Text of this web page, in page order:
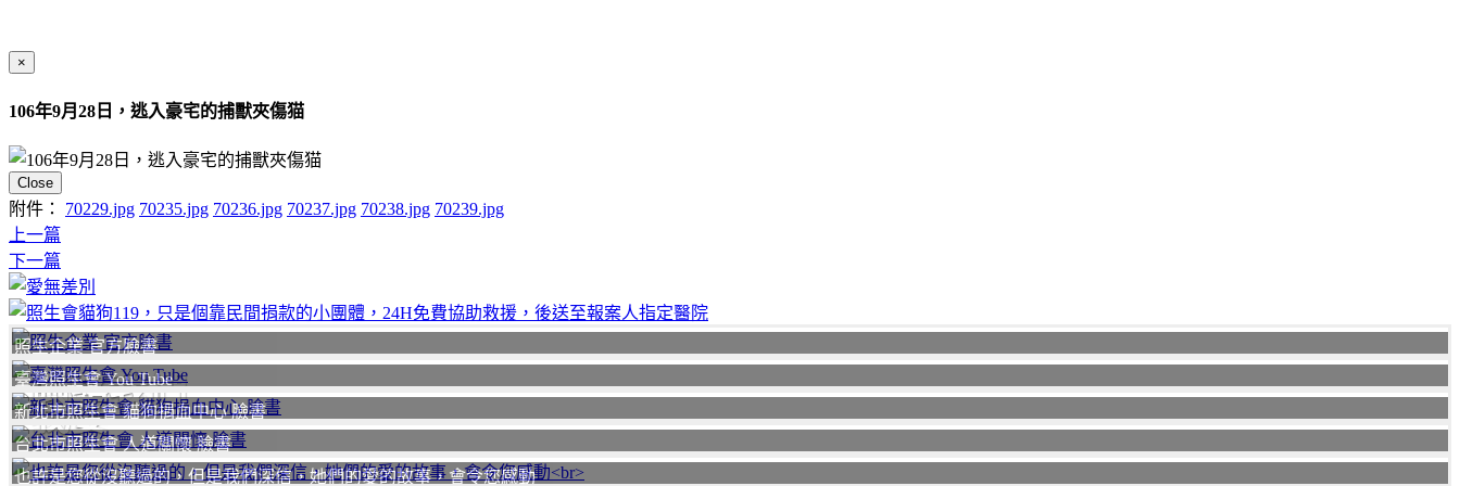
×
106年9月28日，逃入豪宅的捕獸夾傷猫
Close
附件： 70229.jpg 70235.jpg 70236.jpg 70237.jpg 70238.jpg 70239.jpg
上一篇
下一篇
聯絡我們
我要
照生企業 官方臉書
臺灣照生會 You Tube
新北市照生會 貓狗捐血中心 臉書
台北市照生會 人道關懷 臉書
也許是您從沒聽過的，但是我們深信，她們的愛的故事，會令您感動